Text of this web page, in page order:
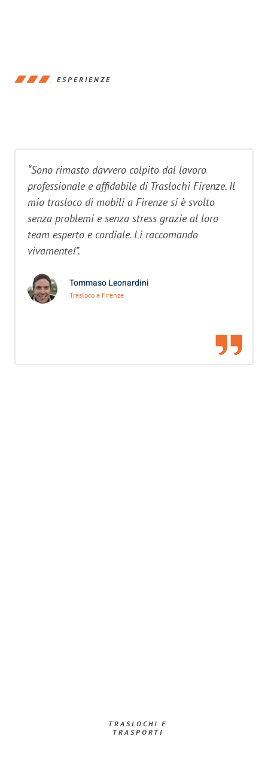
ESPERIENZE
“Sono rimasto davvero colpito dal lavoro
professionale e affidabile di Traslochi Firenze. Il
mio trasloco di mobili a Firenze si è svolto
senza problemi e senza stress grazie al loro
team esperto e cordiale. Li raccomando
vivamente!”.
Tommaso Leonardini
Trasloco a Firenze
TRASLOCHI E
TRASPORTI​